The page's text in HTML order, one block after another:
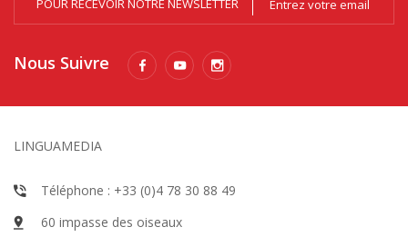
POUR RECEVOIR NOTRE NEWSLETTER
Nous Suivre
LINGUAMEDIA
Téléphone : +33 (0)4 78 30 88 49
60 impasse des oiseaux